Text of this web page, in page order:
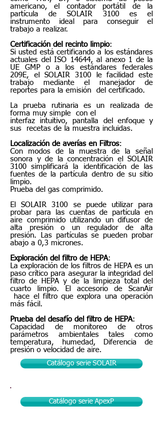
americano, el contador portátil de la
partícula de SOLAIR 3100 es el
instrumento ideal para conseguir el
trabajo a realizar.
Certificación del recinto limpio:
Si usted está certificando a los estándares
actuales del ISO 14644, al anexo 1 de la
UE GMP o a los estándares federales
209E, el SOLAIR 3100 le facilidad este
trabajo mediante el manejador de
reportes para la emisión del certificado.
La prueba rutinaria es un realizada de
forma muy simple con el
interfaz intuitivo, pantalla del enfoque y
sus recetas de la muestra incluidas.
Localización de averías en Filtros:
Con modos de la muestra de la señal
sonora y de la concentración el SOLAIR
3100 simplificará la identificación de las
fuentes de la partícula dentro de su sitio
limpio.
Prueba del gas comprimido.
El SOLAIR 3100 se puede utilizar para
probar para las cuentas de partícula en
aire comprimido utilizando un difusor de
alta presión o un regulador de alta
presión. Las partículas se pueden probar
abajo a 0,3 micrones.
Exploración del filtro de HEPA:
La exploración de los filtros de HEPA es un
paso crítico para asegurar la integridad del
filtro de HEPA y de la limpieza total del
cuarto limpio. El accesorio de ScanAir
hace el filtro que explora una operación
más fácil.
Prueba del desafío del filtro de HEPA:
Capacidad de monitoreo de otros
parámetros ambientales tales como
temperatura, humedad, Diferencia de
presión o velocidad de aire.
Catálogo serie SOLAIR
Contador De Partículas Aéreas
Catálogo serie ApexP